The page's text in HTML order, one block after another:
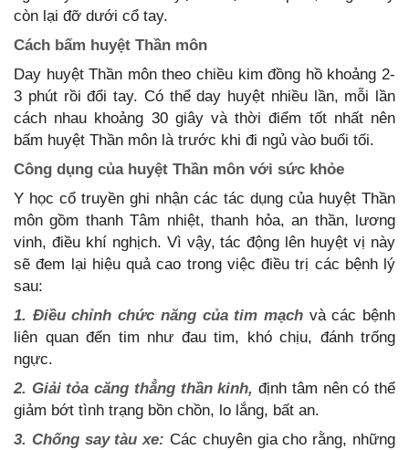
còn lại đỡ dưới cổ tay.
Cách bấm huyệt Thần môn
Day huyệt Thần môn theo chiều kim đồng hồ khoảng 2-
3 phút rồi đổi tay. Có thể day huyệt nhiều lần, mỗi lần
cách nhau khoảng 30 giây và thời điểm tốt nhất nên
bấm huyệt Thần môn là trước khi đi ngủ vào buổi tối.
Công dụng của huyệt Thần môn với sức khỏe
Y học cổ truyền ghi nhận các tác dụng của huyệt Thần
môn gồm thanh Tâm nhiệt, thanh hỏa, an thần, lương
vinh, điều khí nghịch. Vì vậy, tác động lên huyệt vị này
sẽ đem lại hiệu quả cao trong việc điều trị các bệnh lý
sau:
1. Điều chỉnh chức năng của tim mạchvà các bệnh
liên quan đến tim như đau tim, khó chịu, đánh trống
ngực.
2. Giải tỏa căng thẳng thần kinh, định tâm nên có thể
giảm bớt tình trạng bồn chồn, lo lắng, bất an.
3. Chống say tàu xe: Các chuyên gia cho rằng, những